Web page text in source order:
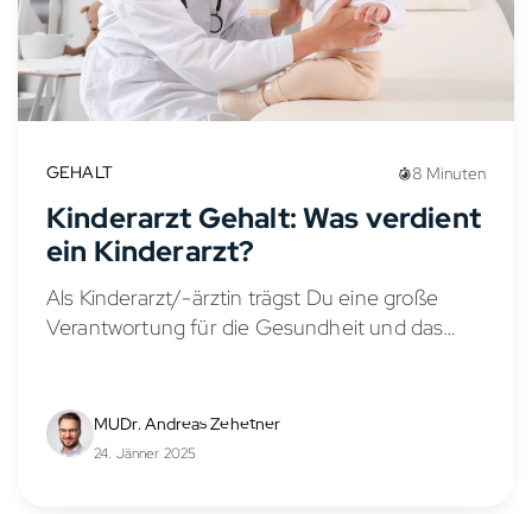
GEHALT 8 Minuten
Kinderarzt Gehalt: Was verdient
ein Kinderarzt?
Als Kinderarzt/-ärztin trägst Du eine große
Verantwortung für die Gesundheit und das
Kinder- und Jugendmedizin aus?...
MUDr. Andreas Zehetner
24. Jänner 2025